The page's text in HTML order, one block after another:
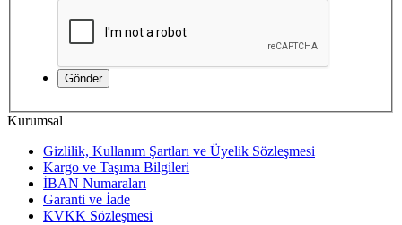
Kurumsal
Gizlilik, Kullanım Şartları ve Üyelik Sözleşmesi
Kargo ve Taşıma Bilgileri
İBAN Numaraları
Garanti ve İade
KVKK Sözleşmesi